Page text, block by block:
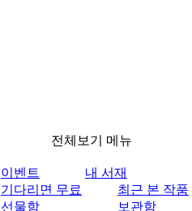
전체보기 메뉴
이벤트
기다리면 무료
선물함
내 서재
최근 본 작품
보관함